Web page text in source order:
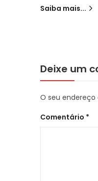
Saiba mais...
Deixe um
O seu
Comentário *